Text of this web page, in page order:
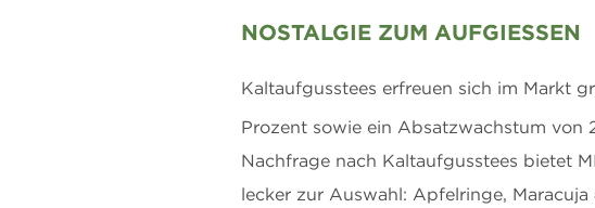
NOSTALGIE ZUM AUFGIESSEN
Kaltaufgusstees erfreuen sich im Markt
Prozent sowie ein Absatzwachstum von
Nachfrage nach Kaltaufgusstees bietet
lecker zur Auswahl: Apfelringe,